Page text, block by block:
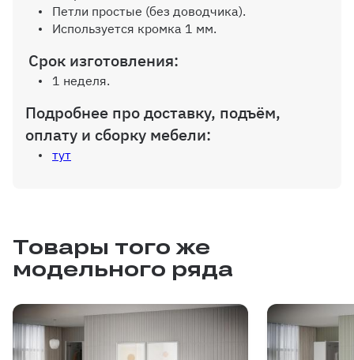
Петли простые (без доводчика).
Используется кромка 1 мм.
Срок изготовления:
1 неделя.
Подробнее про доставку, подъём,
оплату и сборку мебели:
тут
Товары того же
модельного ряда